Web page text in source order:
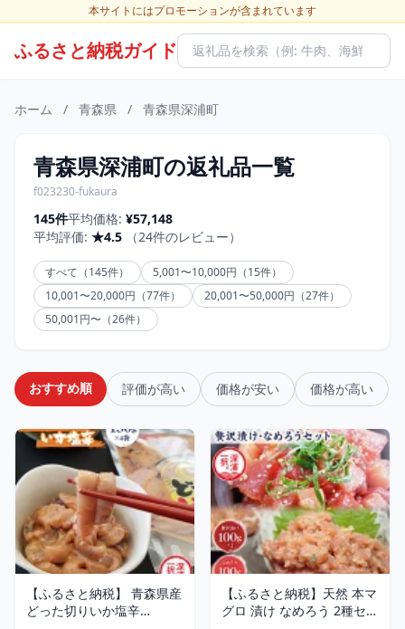
本サイトにはプロモーションが含まれています
ふるさと納税ガイド
ホーム / 青森県 / 青森県深浦町
青森県深浦町の返礼品一覧
f023230-fukaura
145件平均価格: ¥57,148
平均評価: ★4.5 （24件のレビュー）
すべて（145件）
5,001〜10,000円（15件）
10,001〜20,000円（77件）
20,001〜50,000円（27件）
50,001円〜（26件）
おすすめ順 評価が高い 価格が安い 価格が高い
【ふるさと納税】 青森県産
どった切りいか塩辛
【ふるさと納税】天然 本マ
グロ 漬け なめろう 2種セッ